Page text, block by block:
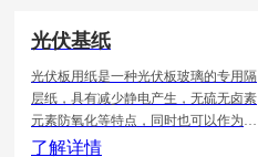
光伏基纸
光伏板用纸是一种光伏板玻璃的专用隔
层纸，具有减少静电产生，无硫无卤素
元素防氧化等特点，同时也可以作为光
伏玻璃的包装使用，纸张为原浆制作，
了解详情